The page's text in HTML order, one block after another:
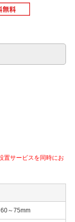
置サービスを同時にお
～75mm